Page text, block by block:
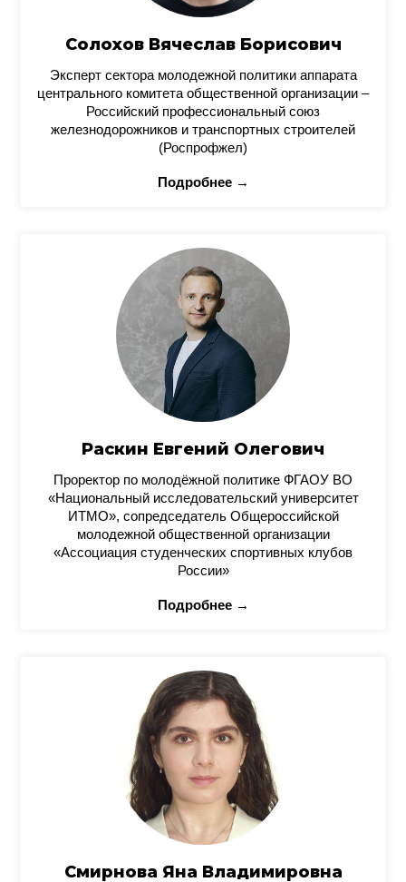
Солохов Вячеслав Борисович
Эксперт сектора молодежной политики аппарата
центрального комитета общественной организации –
Российский профессиональный союз
железнодорожников и транспортных строителей
(Роспрофжел)
Подробнее →
Раскин Евгений Олегович
Проректор по молодёжной политике ФГАОУ ВО
«Национальный исследовательский университет
ИТМО», сопредседатель Общероссийской
молодежной общественной организации
«Ассоциация студенческих спортивных клубов
России»
Подробнее →
Смирнова Яна Владимировна